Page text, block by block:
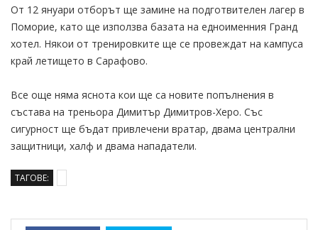
От 12 януари отборът ще замине на подготвителен лагер в
Поморие, като ще използва базата на едноименния Гранд
хотел. Някои от тренировките ще се провеждат на кампуса
край летището в Сарафово.
Все още няма яснота кои ще са новите попълнения в
състава на треньора Димитър Димитров-Херо. Със
сигурност ще бъдат привлечени вратар, двама централни
защитници, халф и двама нападатели.
ТАГОВЕ: